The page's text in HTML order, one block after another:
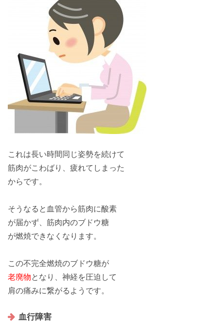
これは長い時間同じ姿勢を続けて
筋肉がこわばり、疲れて しまった
からです。
そうなると血管から筋肉に酸素
が届かず、筋肉内のブドウ糖
が燃焼できなくなります。
この不完全燃焼のブドウ糖が
老廃物となり、神経を圧迫して
肩の痛みに繋がるようです。
血行障害